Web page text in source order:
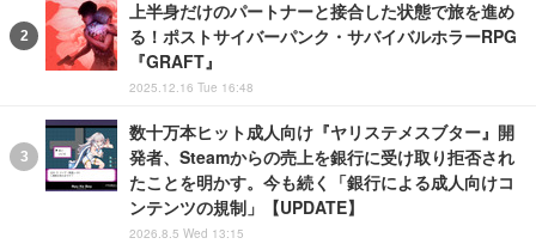
上半身だけのパートナーと接合した状態で旅を進め
る！ポストサイバーパンク・サバイバルホラーRPG
『GRAFT』
2025.12.16 Tue 16:48
数十万本ヒット成人向け『ヤリステメスブター』開
発者、Steamからの売上を銀行に受け取り拒否され
たことを明かす。今も続く「銀行による成人向けコ
ンテンツの規制」【UPDATE】
2026.8.5 Wed 13:15